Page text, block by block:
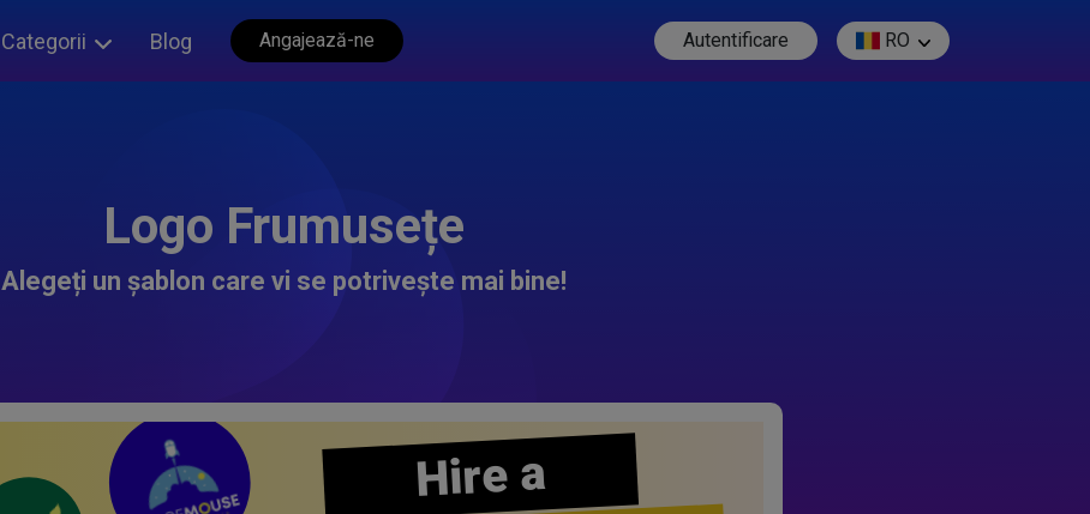
Categorii Blog Angajează-ne Autentificare RO
Logo Frumusețe
Alegeți un șablon care vi se potrivește mai bine!
Hire a